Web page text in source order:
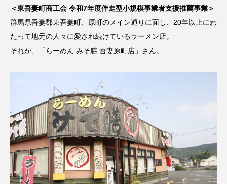
＜東吾妻町商工会 令和7年度伴走型小規模事業者支援推薦事業＞
群馬県吾妻郡東吾妻町、原町のメイン通りに面し、20年以上にわ
たって地元の人々に愛され続けているラーメン店。
それが、「らーめん みそ膳 吾妻原町店」さん。